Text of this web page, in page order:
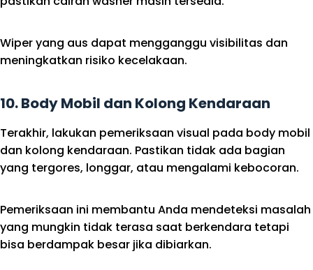
Wiper yang aus dapat mengganggu visibilitas dan
meningkatkan risiko kecelakaan.
10. Body Mobil dan Kolong Kendaraan
Terakhir, lakukan pemeriksaan visual pada body mobil
dan kolong kendaraan. Pastikan tidak ada bagian
yang tergores, longgar, atau mengalami kebocoran.
Pemeriksaan ini membantu Anda mendeteksi masalah
yang mungkin tidak terasa saat berkendara tetapi
bisa berdampak besar jika dibiarkan.